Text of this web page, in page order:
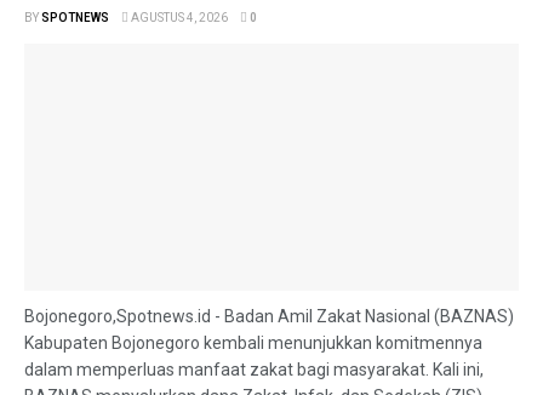
BYSPOTNEWS AGUSTUS 4, 2026 0
Bojonegoro,Spotnews.id - Badan Amil Zakat Nasional (BAZNAS)
Kabupaten Bojonegoro kembali menunjukkan komitmennya
dalam memperluas manfaat zakat bagi masyarakat. Kali ini,